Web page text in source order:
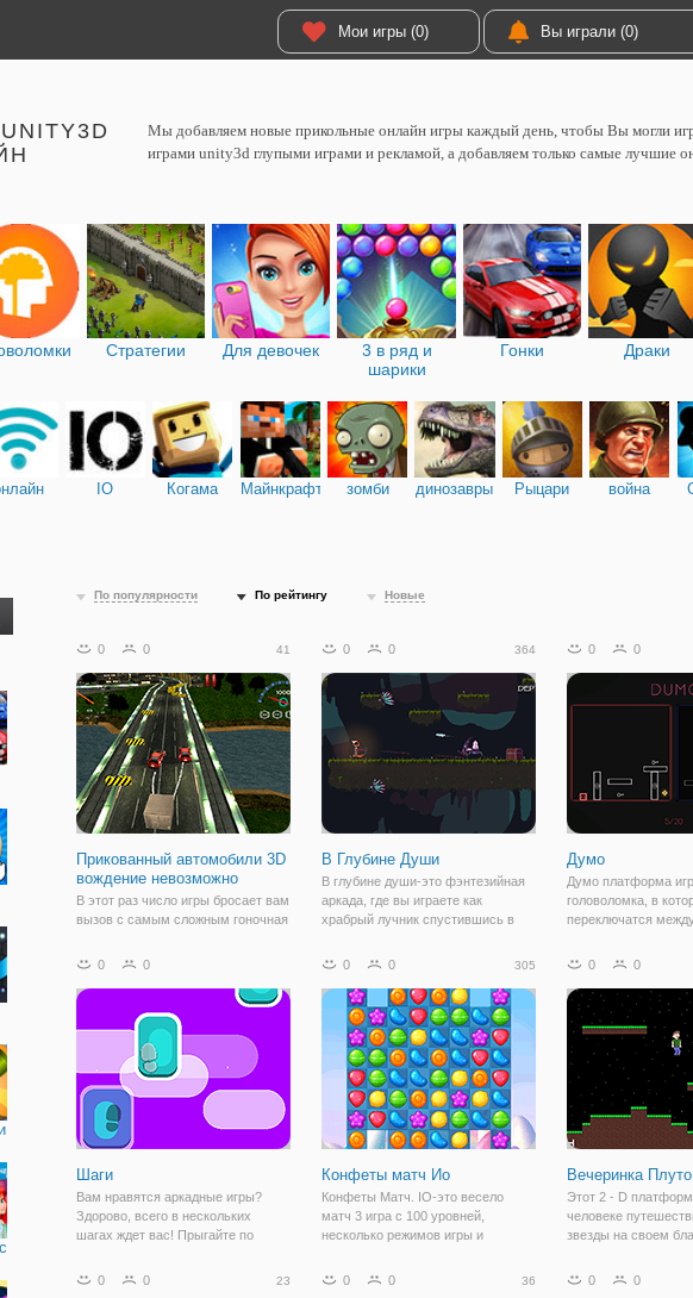
Мои игры (0) Вы играли (0)
Мы добавляем новые прикольные онлайн игры каждый день, чтобы Вы могли
играми unity3d глупыми играми и рекламой, а добавляем только самые лучшие
Стратегии Для девочек
3 в ряд и
шарики
Гонки Драки
IO Когама Майнкрафт зомби динозавры Рыцари война
По популярности По рейтингу Новые
0 0 41
Прикованный автомобили 3D
вождение невозможно
В этот раз число игры бросает вам
вызов с самым сложным гоночная
вождение невозможно. Этот новый
захватывающий опыт вождения,
стимулируя ваш мозг с более
0 0 364
В Глубине Души
В глубине души-это фэнтезийная
аркада, где вы играете как
храбрый лучник спустившись в
0 0
Думо
Думо платформа
головоломка, в
переключатся
драгоценные камни.
0 0
Шаги
Вам нравятся аркадные игры?
Здорово, всего в нескольких
шагах ждет вас! Прыгайте по
Берегите свои действия во время
0 0 305
Конфеты матч Ио
Конфеты Матч. IO-это весело
матч 3 игра с 100 уровней,
несколько режимов игры и
0 0
Вечеринка Плуто
Этот 2 - D
человеке
звезды на своем
Найти инструкции в
0 0 23 0 0 36 0 0